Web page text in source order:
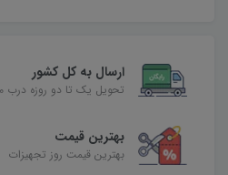
ارسال به کل کشور
تحویل یک تا دو روزه درب
بهترین قیمت
بهترین قیمت روز تجهیزات